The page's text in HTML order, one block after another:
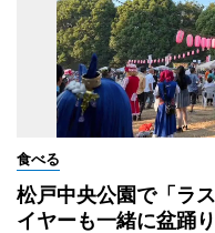
食べる
松戸中央公園で「ラ
イヤーも一緒に盆踊り